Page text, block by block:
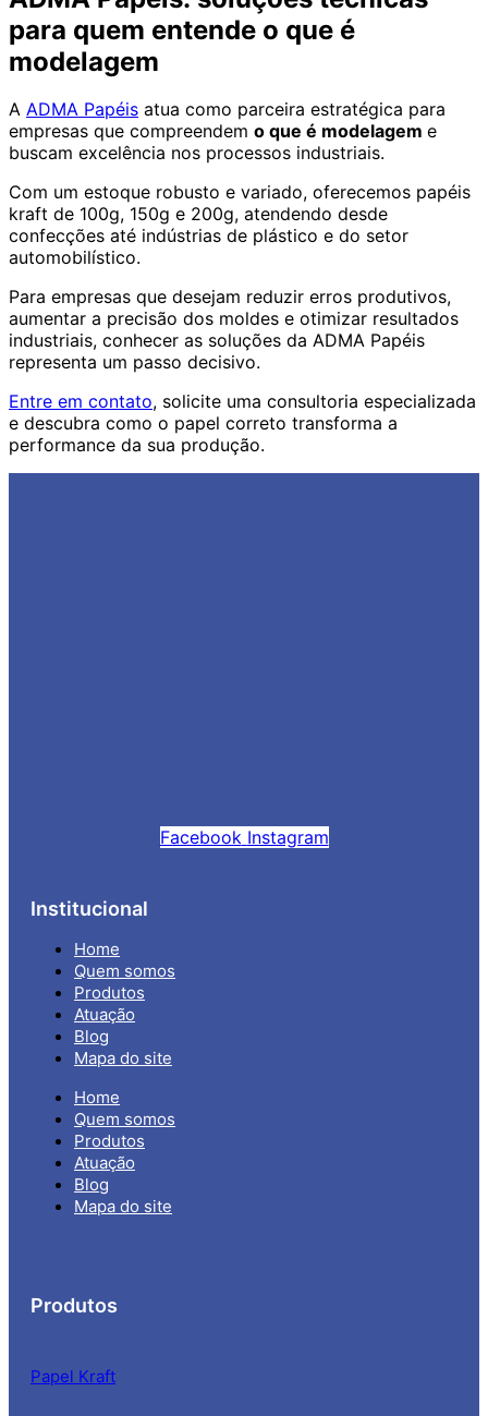
para quem entende o que é
modelagem
A ADMA Papéis atua como parceira estratégica para
empresas que compreendem o que é modelagem e
buscam excelência nos processos industriais.
Com um estoque robusto e variado, oferecemos papéis
kraft de 100g, 150g e 200g, atendendo desde
confecções até indústrias de plástico e do setor
automobilístico.
Para empresas que desejam reduzir erros produtivos,
aumentar a precisão dos moldes e otimizar resultados
industriais, conhecer as soluções da ADMA Papéis
representa um passo decisivo.
Entre em contato, solicite uma consultoria especializada
e descubra como o papel correto transforma a
performance da sua produção.
Facebook Instagram
Institucional
Home
Quem somos
Produtos
Atuação
Blog
Mapa do site
Home
Quem somos
Produtos
Atuação
Blog
Mapa do site
Produtos
Papel Kraft